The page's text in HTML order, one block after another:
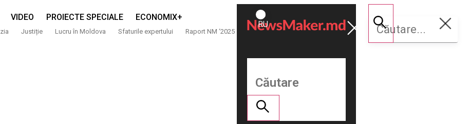
VIDEO PROIECTE SPECIALE ECONOMIX+
Justiție Lucru în Moldova Sfaturile expertului Raport NM ‘2025
ROMÂNĂ
RU
Susține
NM